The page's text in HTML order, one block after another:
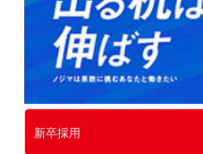
新卒採用